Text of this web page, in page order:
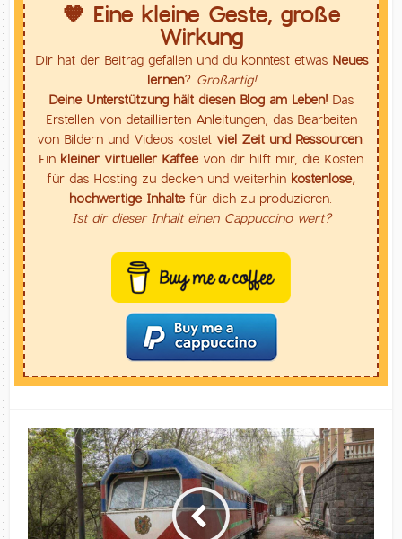
🧡 Eine kleine Geste, große
Wirkung
Dir hat der Beitrag gefallen und du konntest etwas Neues
lernen? Großartig!
Deine Unterstützung hält diesen Blog am Leben! Das
Erstellen von detaillierten Anleitungen, das Bearbeiten
von Bildern und Videos kostet viel Zeit und Ressourcen.
Ein kleiner virtueller Kaffeevon dir hilft mir, die Kosten
für das Hosting zu decken und weiterhin kostenlose,
hochwertige Inhaltefür dich zu produzieren.
Ist dir dieser Inhalt einen Cappuccino wert?